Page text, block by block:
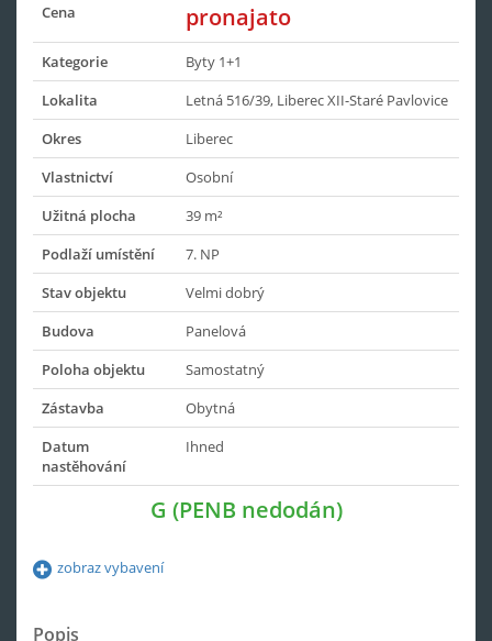
Cena pronajato
Kategorie
Byty 1+1
Lokalita
Letná 516/39, Liberec XII-Staré Pavlovice
Okres
Liberec
Vlastnictví
Osobní
Užitná plocha
39 m²
Podlaží umístění
7. NP
Stav objektu
Velmi dobrý
Budova
Panelová
Poloha objektu
Samostatný
Zástavba
Obytná
Datum
nastěhování
Ihned
G (PENB nedodán)
zobraz vybavení
Popis